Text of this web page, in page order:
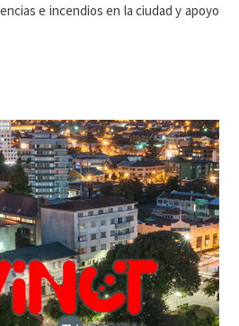
e incendios en la ciudad y apoyo